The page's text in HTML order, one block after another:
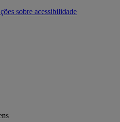
sobre acessibilidade